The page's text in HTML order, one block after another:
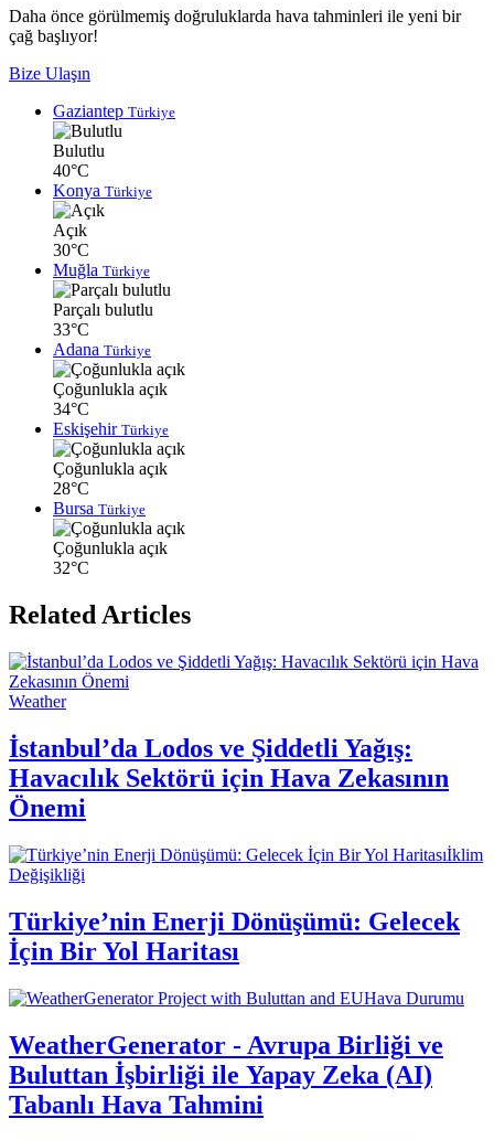
Daha önce görülmemiş doğruluklarda hava tahminleri ile yeni bir
çağ başlıyor!
Bize Ulaşın
Gaziantep Türkiye
Bulutlu
40°C
Konya Türkiye
Açık
30°C
Muğla Türkiye
Parçalı bulutlu
33°C
Adana Türkiye
Çoğunlukla açık
34°C
Eskişehir Türkiye
Çoğunlukla açık
28°C
Bursa Türkiye
Çoğunlukla açık
32°C
Related Articles
Weather
İstanbul’da Lodos ve Şiddetli Yağış:
Havacılık Sektörü için Hava Zekasının
Önemi
İklim
Değişikliği
Türkiye’nin Enerji Dönüşümü: Gelecek
İçin Bir Yol Haritası
Hava Durumu
WeatherGenerator - Avrupa Birliği ve
Buluttan İşbirliği ile Yapay Zeka (AI)
Tabanlı Hava Tahmini